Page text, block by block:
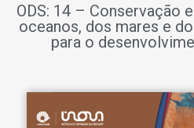
ODS: 14 – Conservação
oceanos, dos mares e
para o